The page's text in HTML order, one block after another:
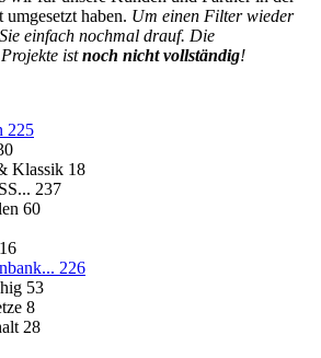
haben. Um einen Filter wieder
einfach nochmal drauf. Die
istnoch nicht vollständig!
225
Klassik 18
237
60
226
53
8
28